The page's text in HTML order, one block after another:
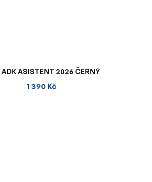
ADK ASISTENT 2026 ČERNÝ
1 390 Kč